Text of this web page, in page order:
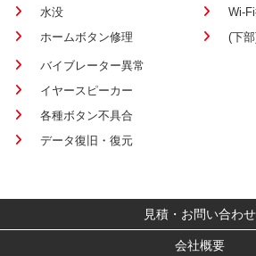
水没
ホームボタン修理
Wi-
(下
バイブレーター異常
イヤースピーカー
各種ボタン不具合
データ復旧・復元
見積・お問い合わせ
会社概要